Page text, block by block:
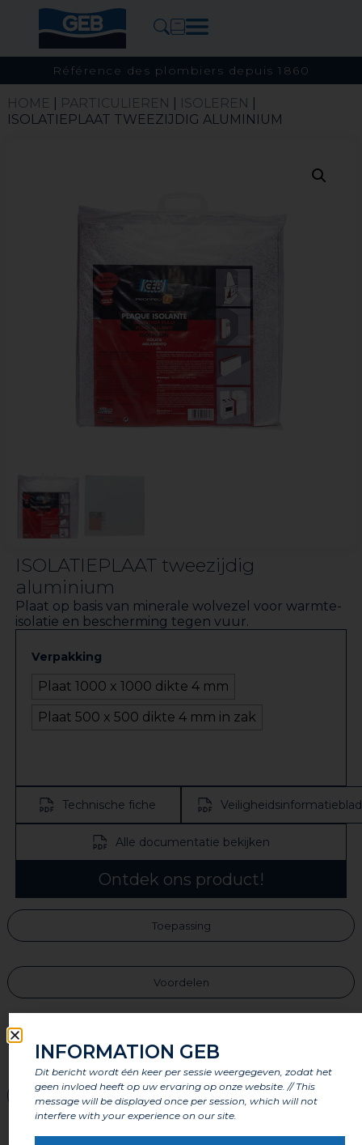
Référence des plombiers depuis 1860
HOME PARTICULIEREN ISOLEREN
ISOLATIEPLAAT TWEEZIJDIG ALUMINIUM
ISOLATIEPLAAT tweezijdig
aluminium
Plaat op basis van minerale wolvezel voor warmte-
isolatie en bescherming tegen vuur.
Verpakking
Plaat 1000 x 1000 dikte 4 mm
Plaat 500 x 500 dikte 4 mm in zak
Technische fiche Veiligheidsinformatieblad
Alle documentatie bekijken
Ontdek ons product!
Toepassing
Voordelen
Onderdelen
INFORMATION GEB
Dit bericht wordt één keer per sessie weergegeven, zodat het
geen invloed heeft op uw ervaring op onze website. // This
message will be displayed once per session, which will not
interfere with your experience on our site.